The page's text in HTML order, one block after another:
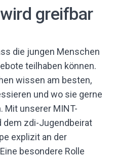
greifbar
die jungen Menschen
teilhaben können.
wissen am besten,
und wo sie gerne
unserer MINT-
zdi-Jugendbeirat
explizit an der
besondere Rolle